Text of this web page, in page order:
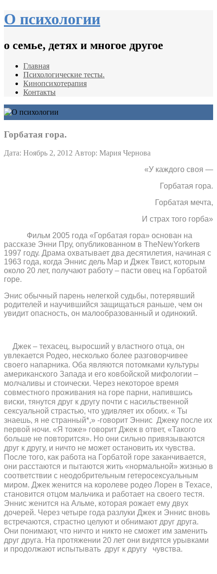
О психологии
о семье, детях и многое другое
Главная
Психологические тесты.
Кинопсихотерапия
Контакты
Горбатая гора.
Дата: Ноябрь 2, 2012 Автор: Мария Чернова
«У каждого своя —
Горбатая гора.
Горбатая мечта,
И страх того горба»
Фильм 2005 года «Горбатая гора» основан на
рассказе Энни Пру, опубликованном в TheNewYorkerв
1997 году. Драма охватывает два десятилетия, начиная с
1963 года, когда Эннис дель Мар и Джек Твист, которым
около 20 лет, получают работу – пасти овец на Горбатой
горе.
Энис обычный парень нелегкой судьбы, потерявший
родителей и научившийся защищаться раньше, чем он
увидит опасность, он малообразованный и одинокий.
Джек – техасец, выросший у властного отца, он
увлекается Родео, несколько более разговорчивее
своего напарника. Оба являются потомками культуры
американского Запада и его ковбойской мифологии –
молчаливы и стоически. Через некоторое время
совместного проживания на горе парни, напившись
виски, тянутся друг к другу почти с насильственной
сексуальной страстью, что удивляет их обоих. « Ты
знаешь, я не странный*,» -говорит Эннис Джеку после их
первой ночи. «Я тоже» говорит Джек в ответ, «Такого
больше не повторится». Но они сильно привязываются
друг к другу, и ничто не может остановить их чувства.
После того, как работа на Горбатой горе заканчивается,
они расстаются и пытаются жить «нормальной» жизнью в
соответствии с неодобрительным гетеросексуальным
миром. Джек женится на королеве родео Лорен в Техасе,
становится отцом мальчика и работает на своего тестя.
Эннис женится на Альме, которая рожает ему двух
дочерей. Через четыре года разлуки Джек и Эннис вновь
встречаются, страстно целуют и обнимают друг друга.
Они понимают, что ничто и никто не сможет им заменить
друг друга. На протяжении 20 лет они видятся урывками
и продолжают испытывать друг к другу чувства.